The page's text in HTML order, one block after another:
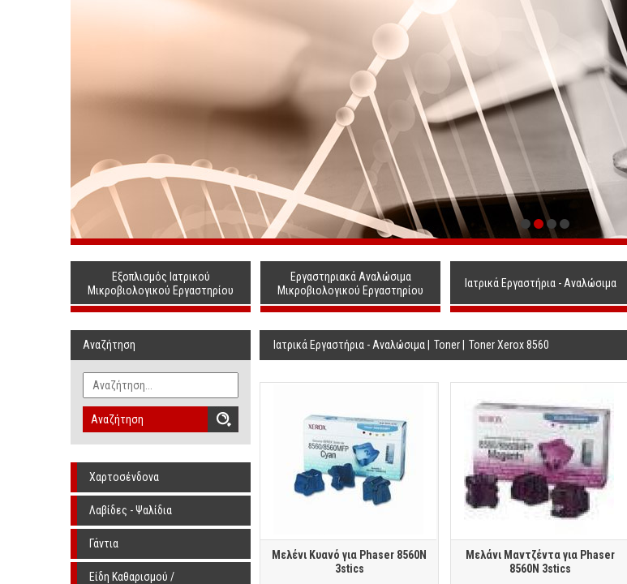
Εξοπλισμός Ιατρικού
Μικροβιολογικού Εργαστηρίου
Εργαστηριακά Αναλώσιμα
Μικροβιολογικού Εργαστηρίου
Ιατρικά Εργαστήρια - Αναλώσιμα
Ιατρικά Εργαστήρια - Αναλώσιμα Toner Toner Xerox 8560
Μελένι Κυανό για Phaser 8560N
3stics
Μελάνι Μαντζέντα για Phaser
8560N 3stics
Αναζήτηση
Αναζήτηση
Χαρτοσένδονα
Λαβίδες - Ψαλίδια
Γάντια
Είδη Καθαρισμού /